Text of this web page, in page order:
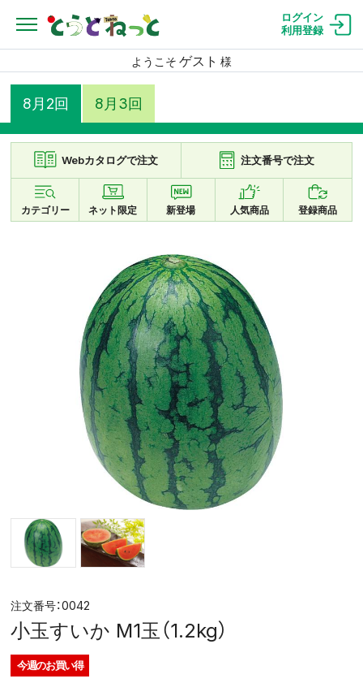
ログイン
利用登録
ようこそ ゲスト 様
8月2回 8月3回
Webカタログで注文 注文番号で注文
カテゴリー ネット限定 新登場 人気商品 登録商品
0042
小玉すいか M1玉（1.2kg）
今週のお買い得